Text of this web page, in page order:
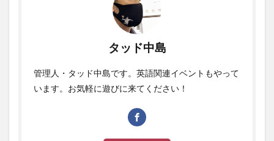
タッド中島
管理人・タッド中島です。英語関連イベントもやって
います。お気軽に遊びに来てください！